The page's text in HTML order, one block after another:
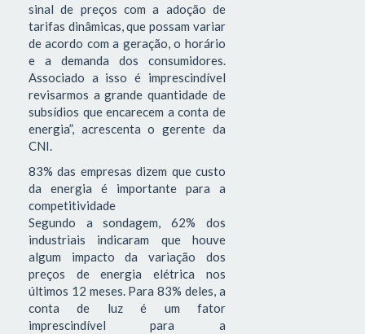
sinal de preços com a adoção de
tarifas dinâmicas, que possam variar
de acordo com a geração, o horário
e a demanda dos consumidores.
Associado a isso é imprescindível
revisarmos a grande quantidade de
subsídios que encarecem a conta de
energia”, acrescenta o gerente da
CNI.
83% das empresas dizem que custo
da energia é importante para a
competitividade
Segundo a sondagem, 62% dos
industriais indicaram que houve
algum impacto da variação dos
preços de energia elétrica nos
últimos 12 meses. Para 83% deles, a
conta de luz é um fator
imprescindível para a